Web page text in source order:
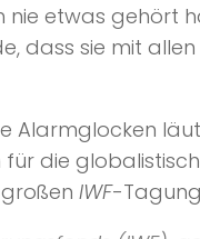
nie etwas gehört
dass sie mit
die
IWF-